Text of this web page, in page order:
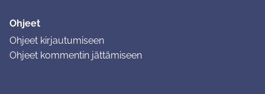
Ohjeet
Ohjeet kirjautumiseen
Ohjeet kommentin jättämiseen